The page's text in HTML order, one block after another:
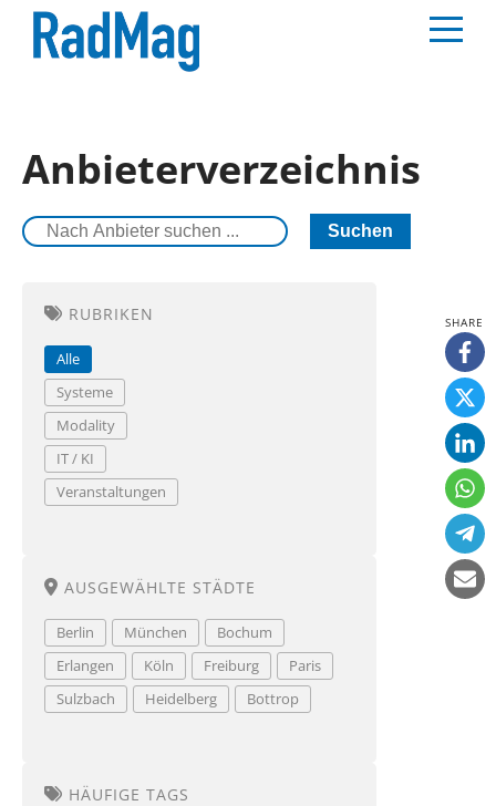
Anbieterverzeichnis
Suchen
RUBRIKEN
Alle
Systeme
Modality
IT / KI
Veranstaltungen
AUSGEWÄHLTE STÄDTE
Berlin München
Bochum
Erlangen
Köln Freiburg
Paris
Sulzbach
Heidelberg Bottrop
HÄUFIGE TAGS